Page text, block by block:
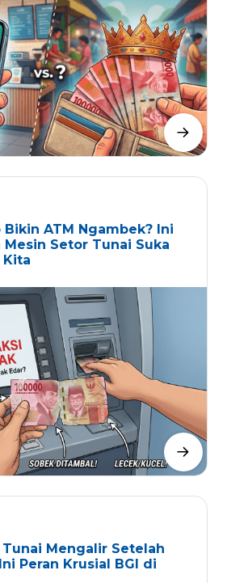
ATM Ngambek? Ini
Mesin Setor Tunai Suka
Tunai Mengalir Setelah
Peran Krusial BGI di